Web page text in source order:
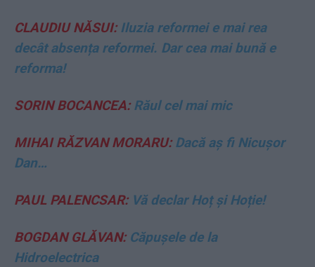
CLAUDIU NĂSUI:Iluzia reformei e mai rea
decât absența reformei. Dar cea mai bună e
reforma!
SORIN BOCANCEA:Răul cel mai mic
MIHAI RĂZVAN MORARU:Dacă aș fi Nicușor
Dan…
PAUL PALENCSAR:Vă declar Hoț și Hoție!
BOGDAN GLĂVAN:Căpușele de la
Hidroelectrica